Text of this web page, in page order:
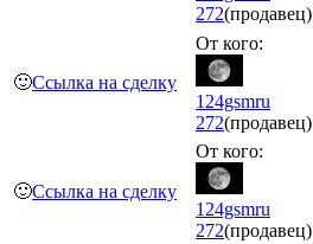
272(продавец)
🙂Ссылка на сделку
От кого:
124gsmru
272(продавец)
🙂Ссылка на сделку
От кого:
124gsmru
272(продавец)